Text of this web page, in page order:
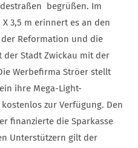
begrüßen. Im
X 3,5 m erinnert es an den
der Reformation und die
der Stadt Zwickau mit der
Werbefirma Ströer stellt
ihre Mega-Light-
zur Verfügung. Den
finanzierte die Sparkasse
Unterstützern gilt der